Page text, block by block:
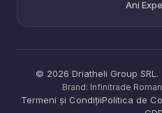
Ani
© 2026 Driatheli Group
Brand: Infinitrade
Termeni și CondițiiPolitica de